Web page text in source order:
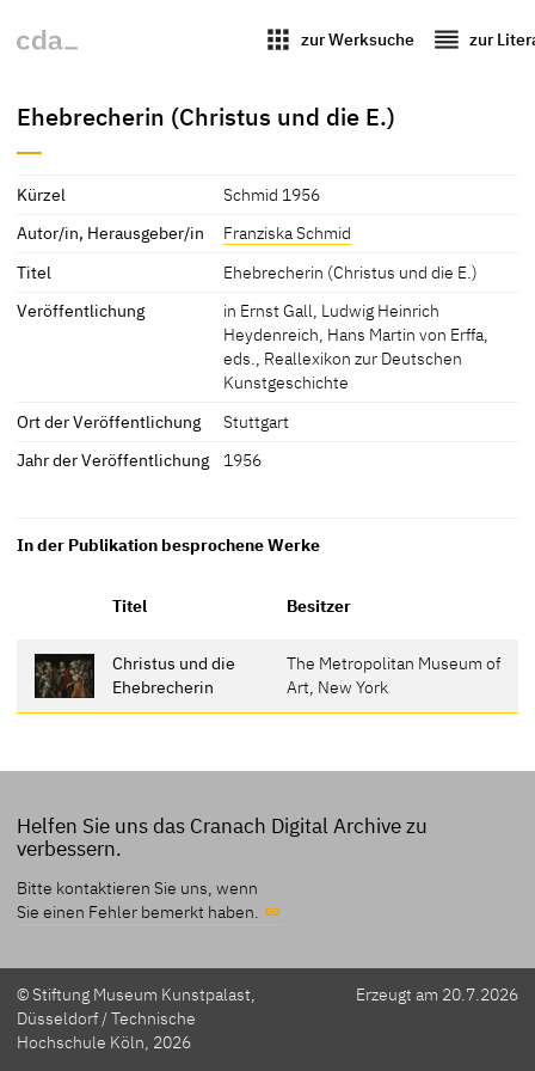
apps zur Werksuche reorder zur
Ehebrecherin (Christus und die E.)
Kürzel
Schmid 1956
Autor/in, Herausgeber/in
Franziska Schmid
Titel
Ehebrecherin (Christus und die E.)
Veröffentlichung
in Ernst Gall, Ludwig Heinrich
Heydenreich, Hans Martin von Erffa,
eds., Reallexikon zur Deutschen
Kunstgeschichte
Ort der Veröffentlichung
Stuttgart
Jahr der Veröffentlichung
1956
In der Publikation besprochene Werke
Titel Besitzer
Christus und die
Ehebrecherin
The Metropolitan Museum of
Art, New York
Helfen Sie uns das Cranach Digital Archive zu
verbessern.
Bitte kontaktieren Sie uns, wenn
Sie einen Fehler bemerkt haben.
© Stiftung Museum Kunstpalast,
Düsseldorf / Technische
Hochschule Köln, 2026
Erzeugt am 20.7.2026